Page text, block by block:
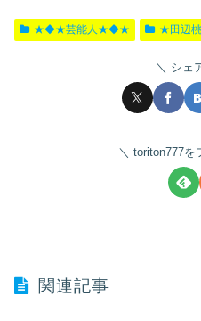
★◆★芸能人★◆★ ★田辺
シェ
toriton777を
関連記事